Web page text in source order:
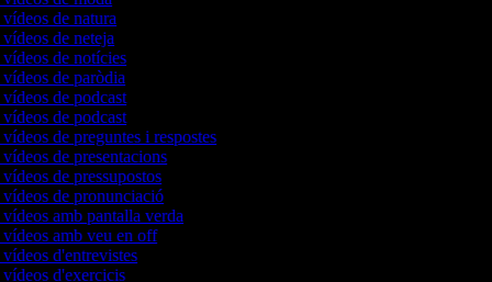
vídeos de natura
vídeos de neteja
vídeos de notícies
vídeos de paròdia
vídeos de podcast
vídeos de podcast
vídeos de preguntes i respostes
vídeos de presentacions
vídeos de pressupostos
vídeos de pronunciació
vídeos amb pantalla verda
vídeos amb veu en off
vídeos d'entrevistes
vídeos d'exercicis